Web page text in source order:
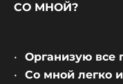
СО МНОЙ?
Организую все
Со мной легко